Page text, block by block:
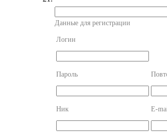
Данные для регистрации
Логин
Пароль
Ник E-